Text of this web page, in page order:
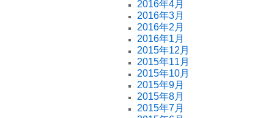
2016年4月
2016年3月
2016年2月
2016年1月
2015年12月
2015年11月
2015年10月
2015年9月
2015年8月
2015年7月